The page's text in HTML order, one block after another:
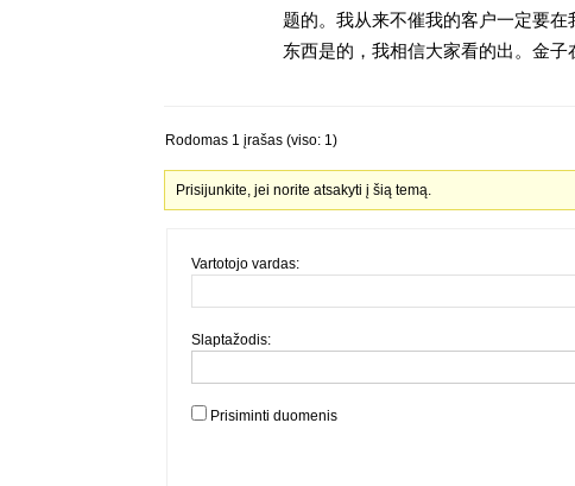
题的。我从来不催我的客户一定要
东西是的，我相信大家看的出。金子
Rodomas 1 įrašas (viso: 1)
Prisijunkite, jei norite atsakyti į šią temą.
Vartotojo vardas:
Slaptažodis:
Prisiminti duomenis